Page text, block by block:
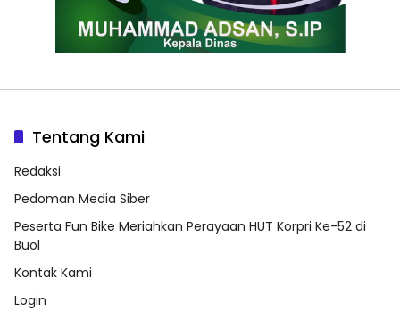
Tentang Kami
Redaksi
Pedoman Media Siber
Peserta Fun Bike Meriahkan Perayaan HUT Korpri Ke-52 di
Buol
Kontak Kami
Login